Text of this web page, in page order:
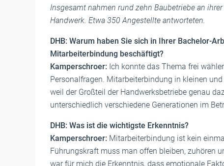
Insgesamt nahmen rund zehn Baubetriebe an
Handwerk. Etwa 350 Angestellte antworteten.
DHB: Warum haben Sie sich in Ihrer Bachelor-
Mitarbeiterbindung beschäftigt?
Kamperschroer: Ich konnte das Thema frei
Personalfragen. Mitarbeiterbindung in kleinen
weil der Großteil der Handwerksbetriebe genau
unterschiedlich verschiedene Generationen im
DHB: Was ist die wichtigste Erkenntnis?
Kamperschroer: Mitarbeiterbindung ist kein
Führungskraft muss man offen bleiben, zuhören
war für mich die Erkenntnis, dass emotionale